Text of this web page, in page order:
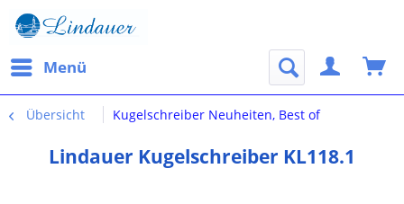
Menü
Übersicht Kugelschreiber Neuheiten, Best of
Lindauer Kugelschreiber KL118.1